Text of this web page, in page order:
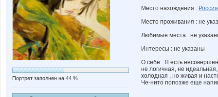
Портрет заполнен на 44 %
Место нахождения : Россия
Место проживания : не
Любимые места : не
Интересы : не указаны
О себе : Я есть
не логичная, не
холодная , но живая и
Че-нито попозже еще